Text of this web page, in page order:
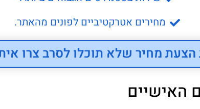
מחירים אטרקטיביים לפונים מהאתר.
מחיר שלא תוכלו לסרב צרו
האישיים